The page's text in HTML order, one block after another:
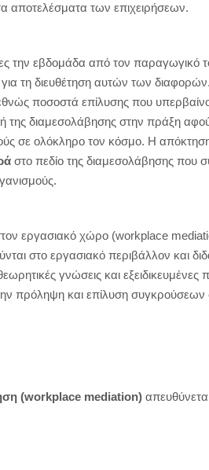
αποτελέσματα των επιχειρήσεων.
την εβδομάδα από τον παραγωγικό
τη διευθέτηση αυτών των
ποσοστά επίλυσης που
διαμεσολάβησης στην πράξη αφού
σε ολόκληρο τον κόσμο. Η
στο πεδίο της διαμεσολάβησης που
εργασιακό χώρο (workplace
στο εργασιακό περιβάλλον και
γνώσεις και εξειδικευμένες
πρόληψη και επίλυση συγκρούσεων
(workplace mediation)